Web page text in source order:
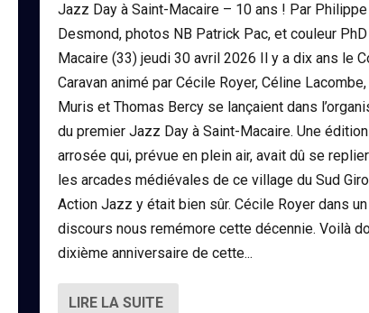
Jazz Day à Saint-Macaire – 10 ans ! Par Philippe
Desmond, photos NB Patrick Pac, et couleur
Macaire (33) jeudi 30 avril 2026 Il y a dix ans le
Caravan animé par Cécile Royer, Céline
Muris et Thomas Bercy se lançaient dans
du premier Jazz Day à Saint-Macaire. Une
arrosée qui, prévue en plein air, avait dû se
les arcades médiévales de ce village du Sud
Action Jazz y était bien sûr. Cécile Royer dans
discours nous remémore cette décennie. Voilà
dixième anniversaire de cette...
LIRE LA SUITE